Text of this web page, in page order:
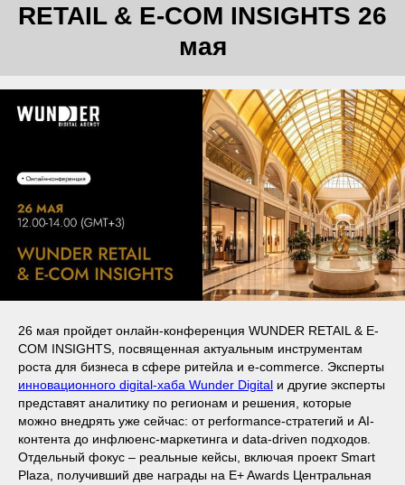
RETAIL & E-COM INSIGHTS 26
мая
26 мая пройдет онлайн-конференция WUNDER RETAIL & E-
COM INSIGHTS, посвященная актуальным инструментам
роста для бизнеса в сфере ритейла и e-commerce. Эксперты
инновационного digital-хаба Wunder Digital и другие эксперты
представят аналитику по регионам и решения, которые
можно внедрять уже сейчас: от performance-стратегий и AI-
контента до инфлюенс-маркетинга и data-driven подходов.
Отдельный фокус – реальные кейсы, включая проект Smart
Plaza, получивший две награды на E+ Awards Центральная